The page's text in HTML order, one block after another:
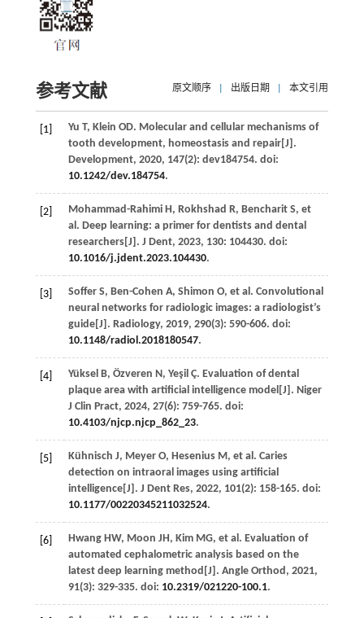
参考文献 原文顺序 出版日期 本文引用
[1] Yu T, Klein OD. Molecular and cellular mechanisms of
tooth development, homeostasis and repair[J].
Development, 2020, 147(2): dev184754. doi:
10.1242/dev.184754.
[2] Mohammad-Rahimi H, Rokhshad R, Bencharit S, et
al. Deep learning: a primer for dentists and dental
researchers[J]. J Dent, 2023, 130: 104430. doi:
10.1016/j.jdent.2023.104430.
[3] Soffer S, Ben-Cohen A, Shimon O, et al. Convolutional
neural networks for radiologic images: a radiologist’s
guide[J]. Radiology, 2019, 290(3): 590-606. doi:
10.1148/radiol.2018180547.
[4] Yüksel B, Özveren N, Yeşil Ç. Evaluation of dental
plaque area with artificial intelligence model[J]. Niger
J Clin Pract, 2024, 27(6): 759-765. doi:
10.4103/njcp.njcp_862_23.
[5] Kühnisch J, Meyer O, Hesenius M, et al. Caries
detection on intraoral images using artificial
intelligence[J]. J Dent Res, 2022, 101(2): 158-165. doi:
10.1177/00220345211032524.
[6] Hwang HW, Moon JH, Kim MG, et al. Evaluation of
automated cephalometric analysis based on the
latest deep learning method[J]. Angle Orthod, 2021,
91(3): 329-335. doi: 10.2319/021220-100.1.